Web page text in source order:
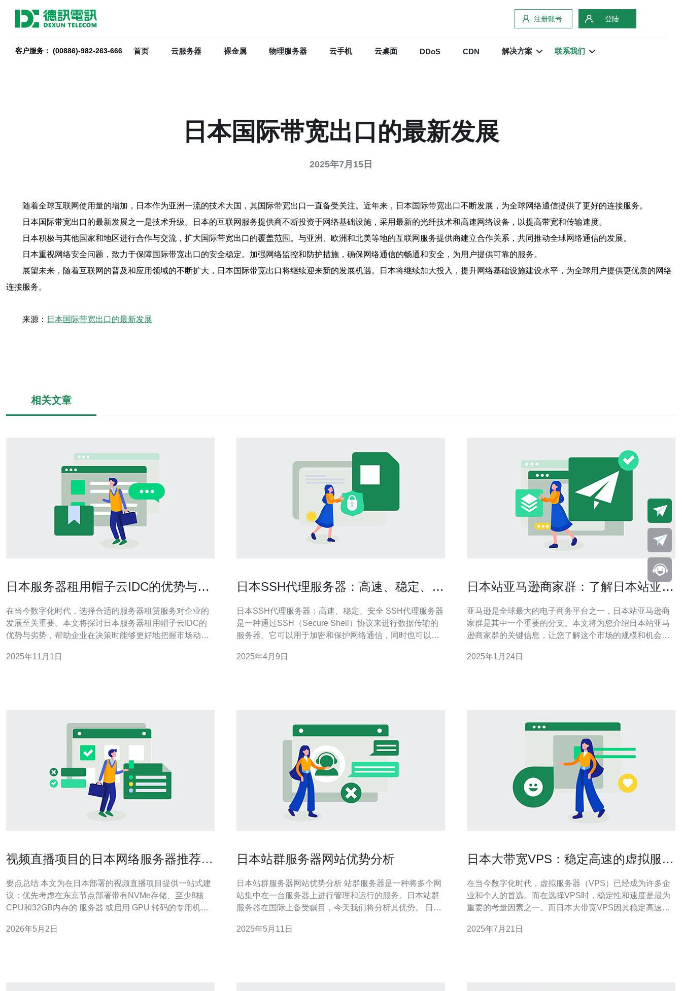
注册账号 登陆
客户服务： (00886)-982-263-666 首页 云服务器 裸金属 物理服务器 云手机 云桌面 DDoS CDN 解决方案 联系我们
日本国际带宽出口的最新发展
2025年7月15日
随着全球互联网使用量的增加，日本作为亚洲一流的技术大国，其国际带宽出口一直备受关注。近年来，日本国际带宽出口不断发展，为全球网络通信提供了更好的连接服务。
日本国际带宽出口的最新发展之一是技术升级。日本的互联网服务提供商不断投资于网络基础设施，采用最新的光纤技术和高速网络设备，以提高带宽和传输速度。
日本积极与其他国家和地区进行合作与交流，扩大国际带宽出口的覆盖范围。与亚洲、欧洲和北美等地的互联网服务提供商建立合作关系，共同推动全球网络通信的发展。
日本重视网络安全问题，致力于保障国际带宽出口的安全稳定。加强网络监控和防护措施，确保网络通信的畅通和安全，为用户提供可靠的服务。
展望未来，随着互联网的普及和应用领域的不断扩大，日本国际带宽出口将继续迎来新的发展机遇。日本将继续加大投入，提升网络基础设施建设水平，为全球用户提供更优质的网络
连接服务。
来源： 日本国际带宽出口的最新发展
相关文章
日本服务器租用帽子云IDC的优势与劣
在当今数字化时代，选择合适的服务器租赁服务对企业的
发展至关重要。本文将探讨日本服务器租用帽子云IDC的
优势与劣势，帮助企业在决策时能够更好地把握市场动
务器租用？ 帽子云IDC作为一家知名的云服务提供商，拥
2025年11月1日
日本SSH代理服务器：高速、稳定、安
日本SSH代理服务器：高速、稳定、安全 SSH代理服务器
是一种通过SSH（Secure Shell）协议来进行数据传输的
服务器。它可以用于加密和保护网络通信，同时也可以用
稳定和安全的特点而闻名。 日本SSH代理服务器拥有出色
2025年4月9日
日本站亚马逊商家群：了解日本站亚马
亚马逊是全球最大的电子商务平台之一，日本站亚马逊商
家群是其中一个重要的分支。本文将为您介绍日本站亚马
逊商家群的关键信息，让您了解这个市场的规模和机会。
的在线零售平台之一。据统计，目前有超过200万家商家在
2025年1月24日
视频直播项目的日本网络服务器推荐配
要点总结 本文为在日本部署的视频直播项目提供一站式建
议：优先考虑在东京节点部署带有NVMe存储、至少8核
CPU和32GB内存的 服务器 或启用 GPU 转码的专用机，
算（例如1万并发×2Mbps ≈20Gbps出站），并同时部署
2026年5月2日
日本站群服务器网站优势分析
日本站群服务器网站优势分析 站群服务器是一种将多个网
站集中在一台服务器上进行管理和运行的服务。日本站群
服务器在国际上备受瞩目，今天我们将分析其优势。 日本
础设施和技术支持，保证了服务器的稳定运行。无论是网
2025年5月11日
日本大带宽VPS：稳定高速的虚拟服务
在当今数字化时代，虚拟服务器（VPS）已经成为许多企
业和个人的首选。而在选择VPS时，稳定性和速度是最为
重要的考量因素之一。而日本大带宽VPS因其稳定高速的
选择方法。 日本大带宽VPS拥有以下几点优势： 稳定性：
2025年7月21日